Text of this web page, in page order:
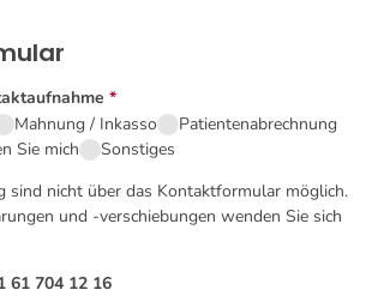
*
Mahnung / Inkasso
Patientenabrechnung
Sie mich
Sonstiges
sind nicht über das Kontaktformular möglich.
und -verschiebungen wenden Sie sich
61 704 12 16